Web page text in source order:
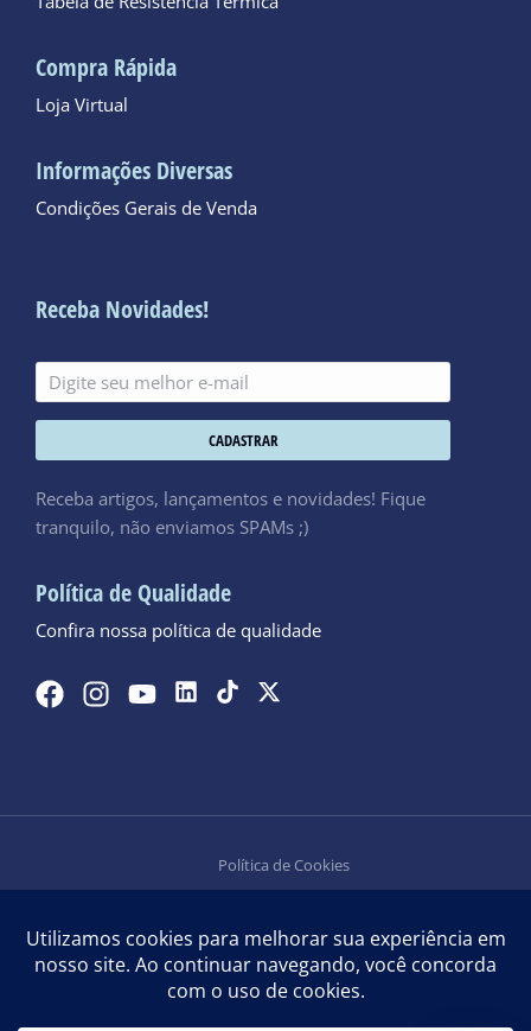
Compra Rápida
Loja Virtual
Informações Diversas
Condições Gerais de Venda
Receba Novidades!
CADASTRAR
Receba artigos, lançamentos e novidades! Fique
tranquilo, não enviamos SPAMs ;)
Política de Qualidade
Confira nossa política de qualidade
Política de Cookies